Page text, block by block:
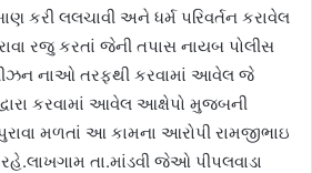
કરી લલચાવી અને ધર્મ પરિવર્તન કરાવેલ
રજુ કરતાં જેની તપાસ નાયબ પોલીસ
નાઓ તરફથી કરવામાં આવેલ જે
કરવામાં આવેલ આક્ષેપો મુજબની
મળતાં આ કામના આરોપી રામજીભાઇ
તા.માંડવી જેઓ પીપલવાડા